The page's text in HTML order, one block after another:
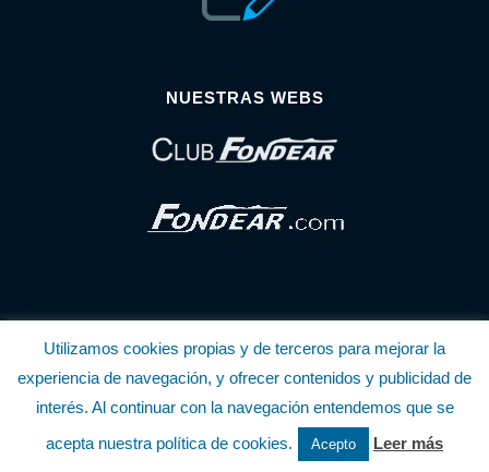
NUESTRAS WEBS
© Copyright Fondear, S.L.
Aunque se consideran exactas, declinamos toda responsabilidad sobre la
información y precios inscritos. Estas informaciones no son contractuales.
Utilizamos cookies propias y de terceros para mejorar la
experiencia de navegación, y ofrecer contenidos y publicidad de
interés. Al continuar con la navegación entendemos que se
acepta nuestra política de cookies.
Acepto Leer más